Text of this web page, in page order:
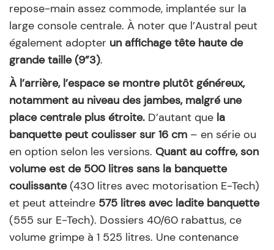
repose-main assez commode, implantée sur la
large console centrale. À noter que l’Austral peut
également adopter un affichage tête haute de
grande taille (9”3).
À l’arrière, l’espace se montre plutôt généreux,
notamment au niveau des jambes, malgré une
place centrale plus étroite. D’autant que la
banquette peut coulisser sur 16 cm – en série ou
en option selon les versions. Quant au coffre, son
volume est de 500 litres sans la banquette
coulissante(430 litres avec motorisation E-Tech)
et peut atteindre 575 litres avec ladite banquette
(555 sur E-Tech). Dossiers 40/60 rabattus, ce
volume grimpe à 1 525 litres. Une contenance